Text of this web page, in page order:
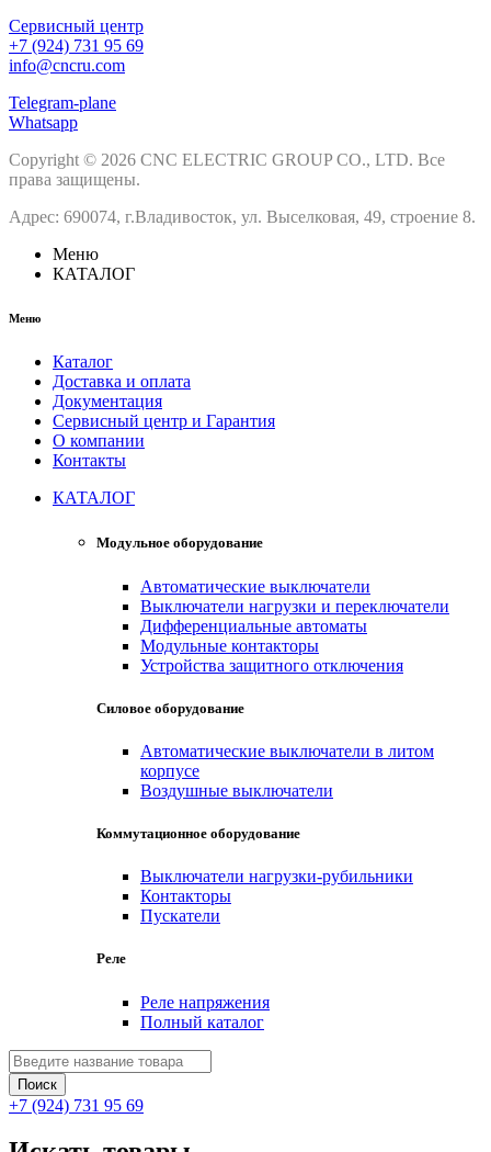
Сервисный центр
+7 (924) 731 95 69
info@cncru.com
Telegram-plane
Whatsapp
Copyright © 2026 CNC ELECTRIC GROUP CO., LTD. Все
права защищены.
Адрес: 690074, г.Владивосток, ул. Выселковая, 49, строение 8.
Меню
КАТАЛОГ
Меню
Каталог
Доставка и оплата
Документация
Сервисный центр и Гарантия
О компании
Контакты
КАТАЛОГ
Модульное оборудование
Автоматические выключатели
Выключатели нагрузки и переключатели
Дифференциальные автоматы
Модульные контакторы
Устройства защитного отключения
Силовое оборудование
Автоматические выключатели в литом
корпусе
Воздушные выключатели
Коммутационное оборудование
Выключатели нагрузки-рубильники
Контакторы
Пускатели
Реле
Реле напряжения
Полный каталог
+7 (924) 731 95 69